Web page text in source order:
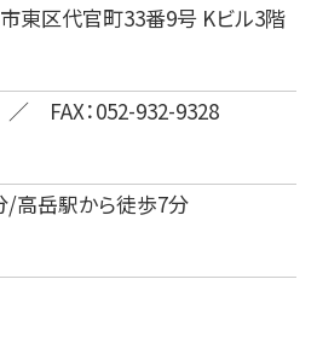
東区代官町33番9号 Kビル3階
FAX：052-932-9328
/高岳駅から徒歩7分